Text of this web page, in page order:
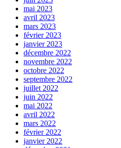
mai 2023
avril 2023
mars 2023
février 2023
janvier 2023
décembre 2022
novembre 2022
octobre 2022
septembre 2022
juillet 2022
juin 2022
mai 2022
avril 2022
mars 2022
février 2022
janvier 2022